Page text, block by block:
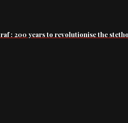
: 200 years to revolutionise the